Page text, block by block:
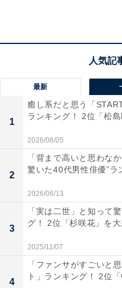
ほかにも、「男のロマン
（58歳男性）」「いろ
もしろいです（50歳女性
うべきかもしれないほど
ラルダスらのキャラはそ
ールドを作っている。そ
性）」など、魅力的なキ
たとの声もありました。
最新
1
癒し系だと思う「
ランキング！ 2位「松島
2026/08/05
2
「背まで高いと思わな
驚いた40代男性俳優”ラ
2026/06/13
3
「実は二世」と知って
グ！ 2位「杉咲花」を大
2025/11/07
4
「ファンサがすごいと
ト」ランキング！ 2位